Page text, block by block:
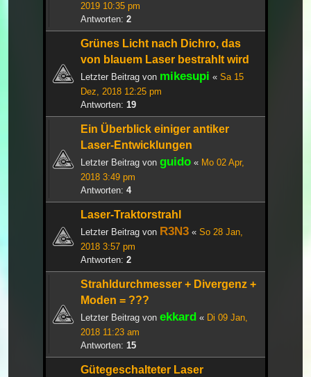
2019 10:35 pm
Antworten: 2
Grünes Licht nach Dichro, das
von blauem Laser bestrahlt wird
Letzter Beitrag von mikesupi « Sa 15
Dez, 2018 12:25 pm
Antworten: 19
Ein Überblick einiger antiker
Laser-Entwicklungen
Letzter Beitrag von guido « Mo 02 Apr,
2018 3:49 pm
Antworten: 4
Laser-Traktorstrahl
Letzter Beitrag von R3N3 « So 28 Jan,
2018 3:57 pm
Antworten: 2
Strahldurchmesser + Divergenz +
Moden = ???
Letzter Beitrag von ekkard « Di 09 Jan,
2018 11:23 am
Antworten: 15
Gütegeschalteter Laser